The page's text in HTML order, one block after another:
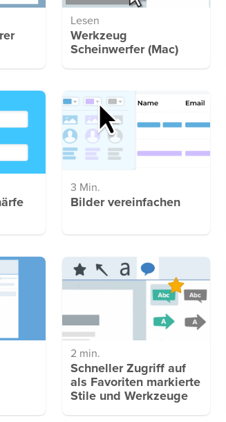
Lesen
Werkzeug
Scheinwerfer (Mac)
3 Min.
Bilder vereinfachen
2 min.
Schneller Zugriff auf
als Favoriten markierte
Stile und Werkzeuge